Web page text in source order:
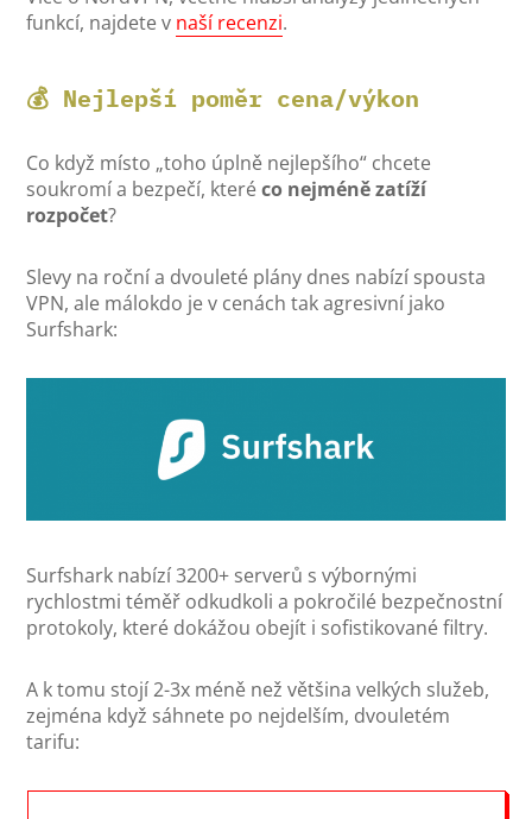
funkcí, najdete v naší recenzi.
💰 Nejlepší poměr cena/výkon
Co když místo „toho úplně nejlepšího“ chcete
soukromí a bezpečí, kteréco nejméně zatíží
rozpočet?
Slevy na roční a dvouleté plány dnes nabízí spousta
VPN, ale málokdo je v cenách tak agresivní jako
Surfshark:
Surfshark nabízí 3200+ serverů s výbornými
rychlostmi téměř odkudkoli a pokročilé bezpečnostní
protokoly, které dokážou obejít i sofistikované filtry.
A k tomu stojí 2-3x méně než většina velkých služeb,
zejména když sáhnete po nejdelším, dvouletém
tarifu: